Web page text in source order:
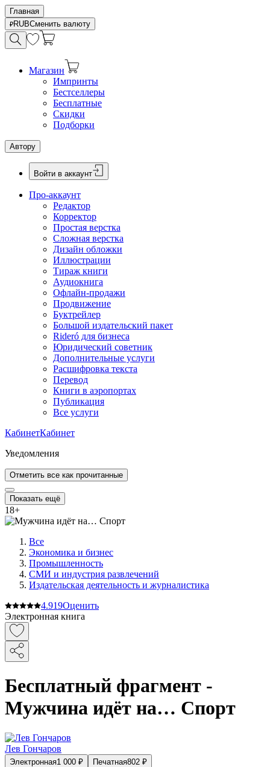
Главная
RUBСменить валюту
Магазин
Импринты
Бестселлеры
Бесплатные
Скидки
Подборки
Автору
Войти в аккаунт
Про-аккаунт
Редактор
Корректор
Простая верстка
Сложная верстка
Дизайн обложки
Иллюстрации
Тираж книги
Аудиокнига
Офлайн-продажи
Продвижение
Буктрейлер
Большой издательский пакет
Rideró для бизнеса
Юридический советник
Дополнительные услуги
Расшифровка текста
Перевод
Книги в аэропортах
Публикация
Все услуги
КабинетКабинет
Уведомления
Отметить все как прочитанные
Показать ещё
18+
Все
Экономика и бизнес
Промышленность
СМИ и индустрия развлечений
Издательская деятельность и журналистика
4.919Оценить
Электронная книга
Бесплатный фрагмент -
Мужчина идёт на… Спорт
Лев Гончаров
Электронная1 000 ₽ Печатная802 ₽